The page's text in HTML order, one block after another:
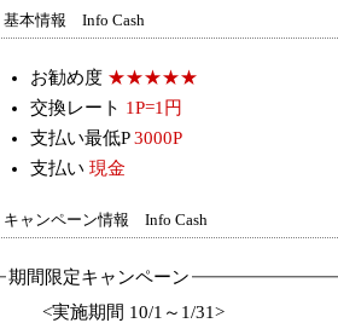
基本情報 Info Cash
お勧め度 ★★★★★
交換レート 1P=1円
支払い最低P3000P
支払い 現金
キャンペーン情報 Info Cash
期間限定キャンペーン
<実施期間 10/1～1/31>